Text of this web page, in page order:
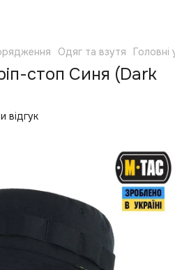
Одяг та взутя Головні
стоп Синя (Dark
відгук